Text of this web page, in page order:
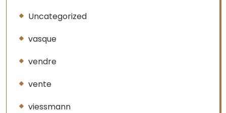
Uncategorized
vasque
vendre
vente
viessmann